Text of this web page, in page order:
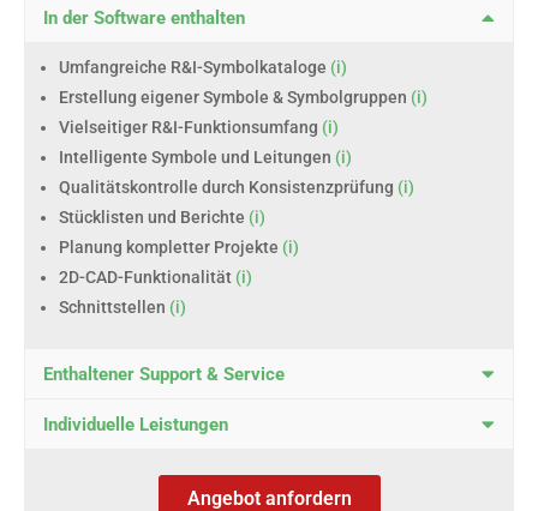
In der Software enthalten
Umfangreiche R&I-Symbolkataloge (i)
Erstellung eigener Symbole & Symbolgruppen (i)
Vielseitiger R&I-Funktionsumfang (i)
Intelligente Symbole und Leitungen (i)
Qualitätskontrolle durch Konsistenzprüfung (i)
Stücklisten und Berichte (i)
Planung kompletter Projekte (i)
2D-CAD-Funktionalität (i)
Schnittstellen (i)
Enthaltener Support & Service
Individuelle Leistungen
Angebot anfordern